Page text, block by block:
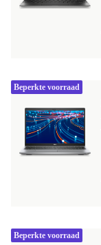
Beperkte voorraad
Beperkte voorraad